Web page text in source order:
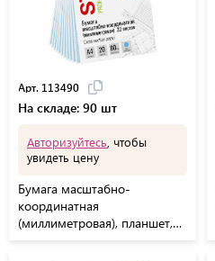
Арт. 113490
На складе: 90 шт
Авторизуйтесь , чтобы
увидеть цену
Бумага масштабно-
координатная
(миллиметровая), планшет,